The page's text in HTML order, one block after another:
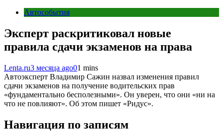
Автособытия
Эксперт раскритиковал новые
правила сдачи экзаменов на права
Lenta.ru3 месяца ago01 mins
Автоэксперт Владимир Сажин назвал изменения правил
сдачи экзаменов на получение водительских прав
«фундаментально бесполезными». Он уверен, что они «ни на
что не повлияют». Об этом пишет «Ридус».
Навигация по записям